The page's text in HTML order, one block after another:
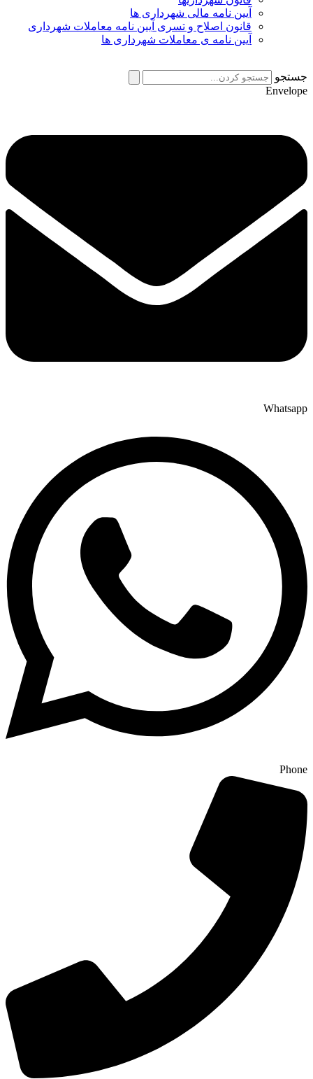
آیین نامه مالی شهرداری ها
قانون اصلاح و تسری آیین نامه معاملات شهرداری
آیین نامه ی معاملات شهرداری ها
جستجو
Envelope
Whatsapp
Phone